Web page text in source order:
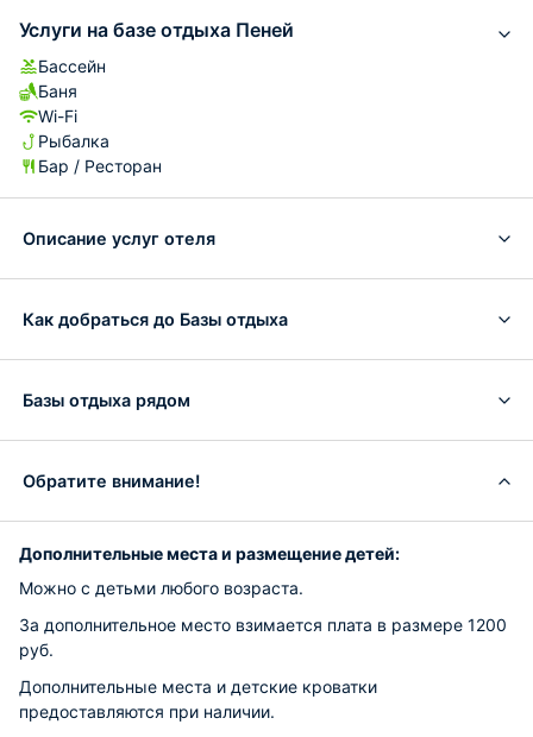
Услуги на базе отдыха Пеней
Бассейн
Баня
Wi-Fi
Рыбалка
Бар / Ресторан
Описание услуг отеля
Как добраться до Базы отдыха
Базы отдыха рядом
Обратите внимание!
Дополнительные места и размещение детей:
Можно с детьми любого возраста.
За дополнительное место взимается плата в размере 1200
руб.
Дополнительные места и детские кроватки
предоставляются при наличии.